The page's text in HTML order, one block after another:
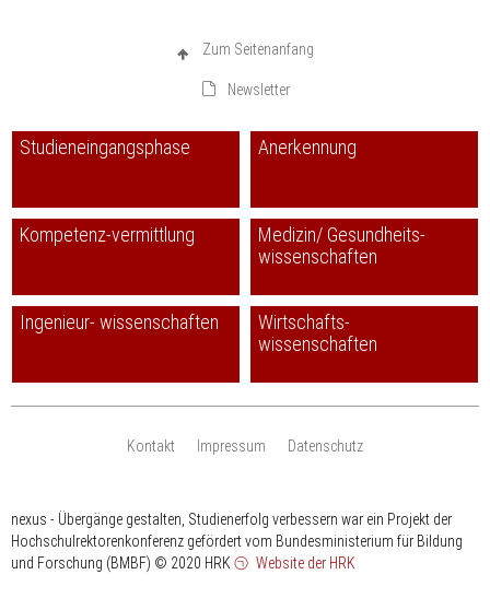
Zum Seitenanfang
Newsletter
Studieneingangsphase Anerkennung
Kompetenz-vermittlung
Medizin/ Gesundheits-
wissenschaften
Ingenieur- wissenschaften
Wirtschafts-
wissenschaften
Kontakt Impressum Datenschutz
nexus - Übergänge gestalten, Studienerfolg verbessern war ein Projekt der
Hochschulrektorenkonferenz gefördert vom Bundesministerium für Bildung
und Forschung (BMBF) © 2020 HRK Website der HRK